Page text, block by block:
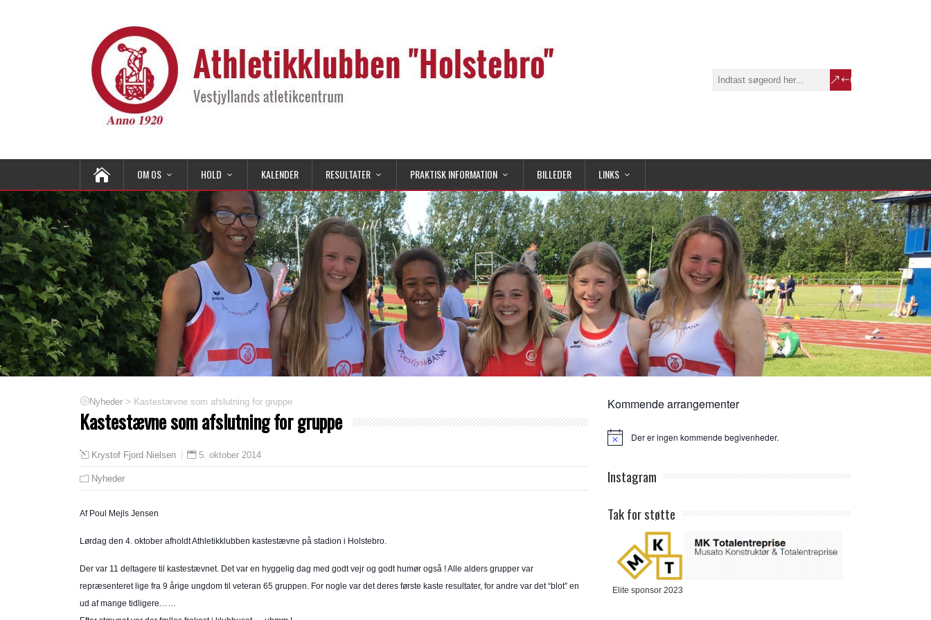
OM OS HOLD KALENDER RESULTATER PRAKTISK INFORMATION BILLEDER LINKS
Nyheder > Kastestævne som afslutning for gruppe
Kastestævne som afslutning for gruppe
Krystof Fjord Nielsen 5. oktober 2014
Nyheder
Af Poul Mejls Jensen
Lørdag den 4. oktober afholdt Athletikklubben kastestævne på stadion i Holstebro.
Der var 11 deltagere til kastestævnet. Det var en hyggelig dag med godt vejr og godt humør også ! Alle alders grupper var
repræsenteret lige fra 9 årige ungdom til veteran 65 gruppen. For nogle var det deres første kaste resultater, for andre var det “blot” en
ud af mange tidligere……
Kommende arrangementer
Notice Der er ingen kommende begivenheder.
Instagram
Tak for støtte
Elite sponsor 2023